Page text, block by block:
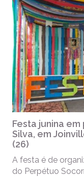
Festa junina
Silva, em
(26)
A festa é de
do Perpétuo